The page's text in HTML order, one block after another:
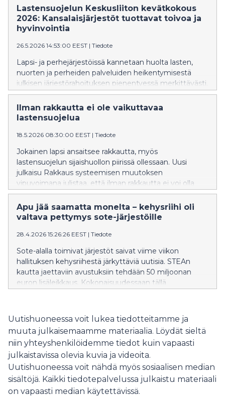
perhekeskustoimintamallin rapautua, se heikentää
perheiden yhdenvertaisuutta eri puolilla Suomea.
Hallitusohjelmassa tulee varmistaa
kehittäminen.
Lastensuojelun Keskusliiton kevätkokous
2026: Kansalaisjärjestöt tuottavat toivoa ja
hyvinvointia
26.5.2026 14:53:00 EEST | Tiedote
Lapsi- ja perhejärjestöissä kannetaan huolta lasten,
nuorten ja perheiden palveluiden heikentymisestä
julkisen järjestörahoituksen pienentyessä merkittävästi.
Yhteiskunta, jolla ei ole varaa empatiaan ja
solidaarisuuteen, ei kasvata maailman onnellisinta
kansaa. Kansalaisjärjestöt kannattaa valjastaa
näköaloja – ja yhteiskunnalle säästöjä.
Ilman rakkautta ei ole vaikuttavaa
lastensuojelua
18.5.2026 08:30:00 EEST | Tiedote
Jokainen lapsi ansaitsee rakkautta, myös
lastensuojelun sijaishuollon piirissä ollessaan. Uusi
julkaisu Rakkaus systeemisen muutoksen
vipuvoimana julistaa, että ilman rakkautta ei voi olla
vaikuttavaa lastensuojelua sekä kuvaa, millä tavoin
sijaishuollossa voitaisiin mahdollistaa rakkauden,
välittämisen ja lämmön kokemuksia ihan jokaiselle
Apu jää saamatta monelta – kehysriihi oli
valtava pettymys sote-järjestöille
28.4.2026 15:26:26 EEST | Tiedote
Sote-alalla toimivat järjestöt saivat viime viikon
hallituksen kehysriihestä järkyttäviä uutisia. STEAn
kautta jaettaviin avustuksiin tehdään 50 miljoonan
euron lisäleikkaus. Kokonaisuudessaan tällä
euroon. Järjestöt ovat olemassa ihmisiä varten, joten
lopulta leikkaukset osuvat heille tarjottavaan apuun,
tukeen ja edunvalvontaan.
Uutishuoneessa voit lukea tiedotteitamme ja
muuta julkaisemaamme materiaalia. Löydät sieltä
niin yhteyshenkilöidemme tiedot kuin vapaasti
julkaistavissa olevia kuvia ja videoita.
Uutishuoneessa voit nähdä myös sosiaalisen median
sisältöjä. Kaikki tiedotepalvelussa julkaistu materiaali
on vapaasti median käytettävissä.